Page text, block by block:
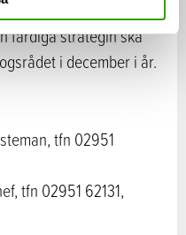
skogsstrategin slås
färdiga strategin ska
i december i år.
tfn 02951
tfn 02951 62131,